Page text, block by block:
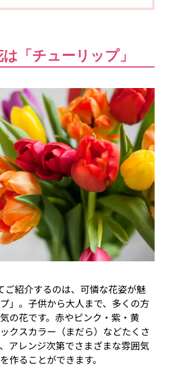
「チューリップ」
ご紹介するのは、可憐な花姿が魅
」。子供から大人まで、多くの方
の花です。赤やピンク・紫・黄
クスカラー（まだら）などたくさ
アレンジ次第でさまざまな雰囲気
作ることができます。